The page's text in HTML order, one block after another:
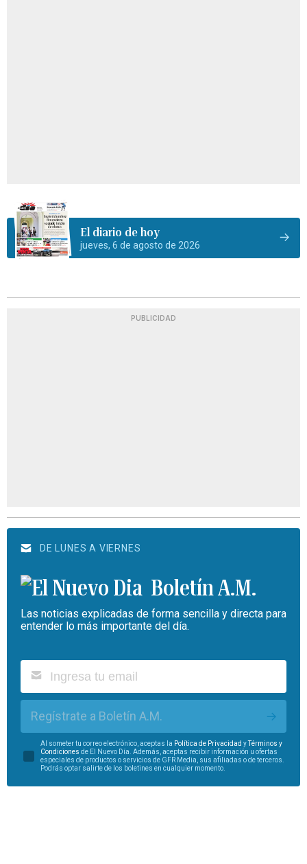
El diario de hoy
jueves, 6 de agosto de 2026
PUBLICIDAD
DE LUNES A VIERNES
Boletín A.M.
Las noticias explicadas de forma sencilla y directa para
entender lo más importante del día.
Regístrate a Boletín A.M.
Al someter tu correo electrónico, aceptas la Política de Privacidad yTérminos y
Condiciones de El Nuevo Día. Además, aceptas recibir información u ofertas
especiales de productos o servicios de GFR Media, sus afiliadas o de terceros.
Podrás optar salirte de los boletines en cualquier momento.